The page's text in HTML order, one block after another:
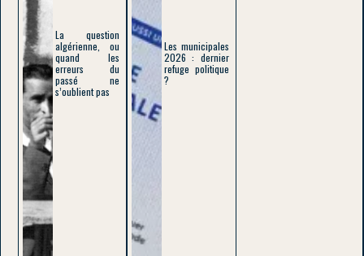
Les municipales
2026 : dernier
refuge politique
?
La question
algérienne, ou
quand les
erreurs du
passé ne
s’oublient pas